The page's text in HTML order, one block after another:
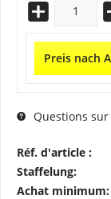
Preis nach
Questions
Réf. d'article :
Staffelung:
Achat minimum: